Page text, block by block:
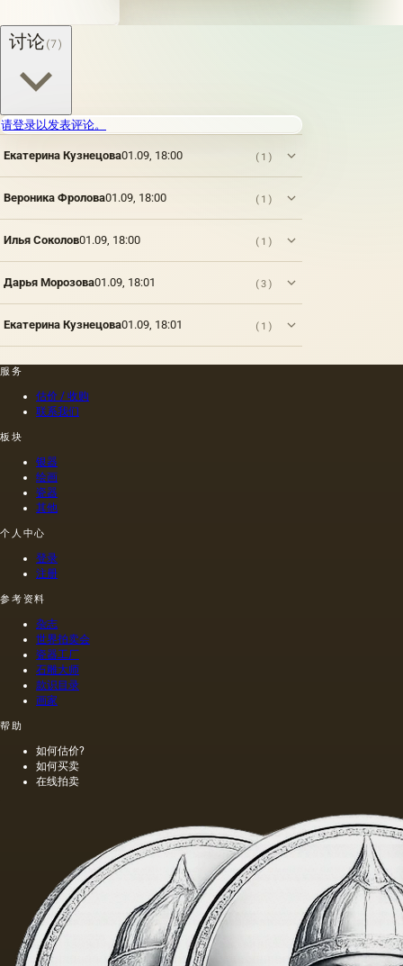
讨论(7)
请登录以发表评论。
Екатерина Кузнецова01.09, 18:00 (1)
Вероника Фролова01.09, 18:00 (1)
Илья Соколов01.09, 18:00 (1)
Дарья Морозова01.09, 18:01 (3)
Екатерина Кузнецова01.09, 18:01 (1)
服务
估价 / 收购
联系我们
板块
银器
绘画
瓷器
其他
个人中心
登录
注册
参考资料
杂志
世界拍卖会
瓷器工厂
石雕大师
款识目录
画家
帮助
如何估价?
如何买卖
在线拍卖